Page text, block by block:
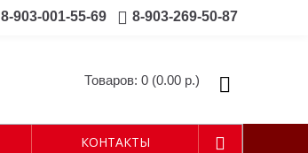
8-903-001-55-69 8-903-269-50-87
Товаров: 0 (0.00 р.)
КОНТАКТЫ